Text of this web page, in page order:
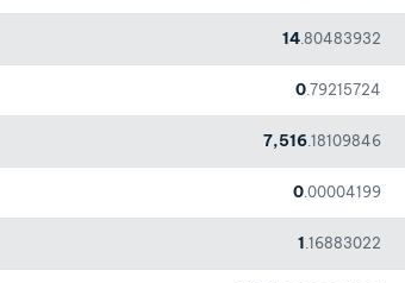
14.80483932
0.79215724
7,516.18109846
0.00004199
1.16883022